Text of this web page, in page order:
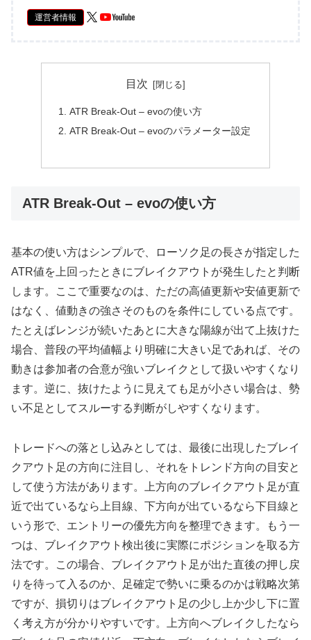
運営者情報
目次
ATR Break-Out – evoの使い方
ATR Break-Out – evoのパラメーター設定
ATR Break-Out – evoの使い方
基本の使い方はシンプルで、ローソク足の長さが指定した
ATR値を上回ったときにブレイクアウトが発生したと判断
します。ここで重要なのは、ただの高値更新や安値更新で
はなく、値動きの強さそのものを条件にしている点です。
たとえばレンジが続いたあとに大きな陽線が出て上抜けた
場合、普段の平均値幅より明確に大きい足であれば、その
動きは参加者の合意が強いブレイクとして扱いやすくなり
ます。逆に、抜けたように見えても足が小さい場合は、勢
い不足としてスルーする判断がしやすくなります。
トレードへの落とし込みとしては、最後に出現したブレイ
クアウト足の方向に注目し、それをトレンド方向の目安と
して使う方法があります。上方向のブレイクアウト足が直
近で出ているなら上目線、下方向が出ているなら下目線と
いう形で、エントリーの優先方向を整理できます。もう一
つは、ブレイクアウト検出後に実際にポジションを取る方
法です。この場合、ブレイクアウト足が出た直後の押し戻
りを待って入るのか、足確定で勢いに乗るのかは戦略次第
ですが、損切りはブレイクアウト足の少し上か少し下に置
く考え方が分かりやすいです。上方向へブレイクしたなら